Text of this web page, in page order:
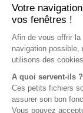
Devenir